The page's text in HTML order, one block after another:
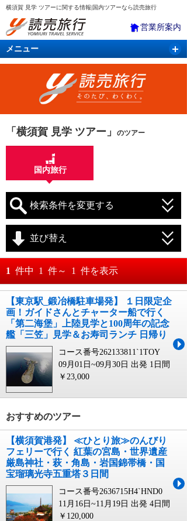
横須賀 見学 ツアーに関する情報|国内ツアーなら読売旅行
営業所案内
メニュー
国内旅行 バスツアー 海外旅行
「横須賀 見学 ツアー」 のツアー
国内旅行
検索条件を変更する
月 日～
月 日
並び替え
おすすめ順
料金が安い順
料金が高い順
1 件中 1 件～ 1 件を表示
【東京駅_鍛冶橋駐車場発】 １日限定企
画！ガイドさんとチャーター船で行く
「第二海堡」上陸見学と100周年の記念
艦「三笠」見学＆お寿司ランチ 日帰り
コース番号262133811`1TOY
09月01日~09月30日 出発 1日間
￥23,000
おすすめのツアー
【横須賀港発】 ≪ひとり旅≫のんびり
フェリーで行く 紅葉の宮島・世界遺産
厳島神社・萩・角島・岩国錦帯橋・国
宝瑠璃光寺五重塔３日間
コース番号2636715H4`HND0
11月16日~11月19日 出発 4日間
￥120,000